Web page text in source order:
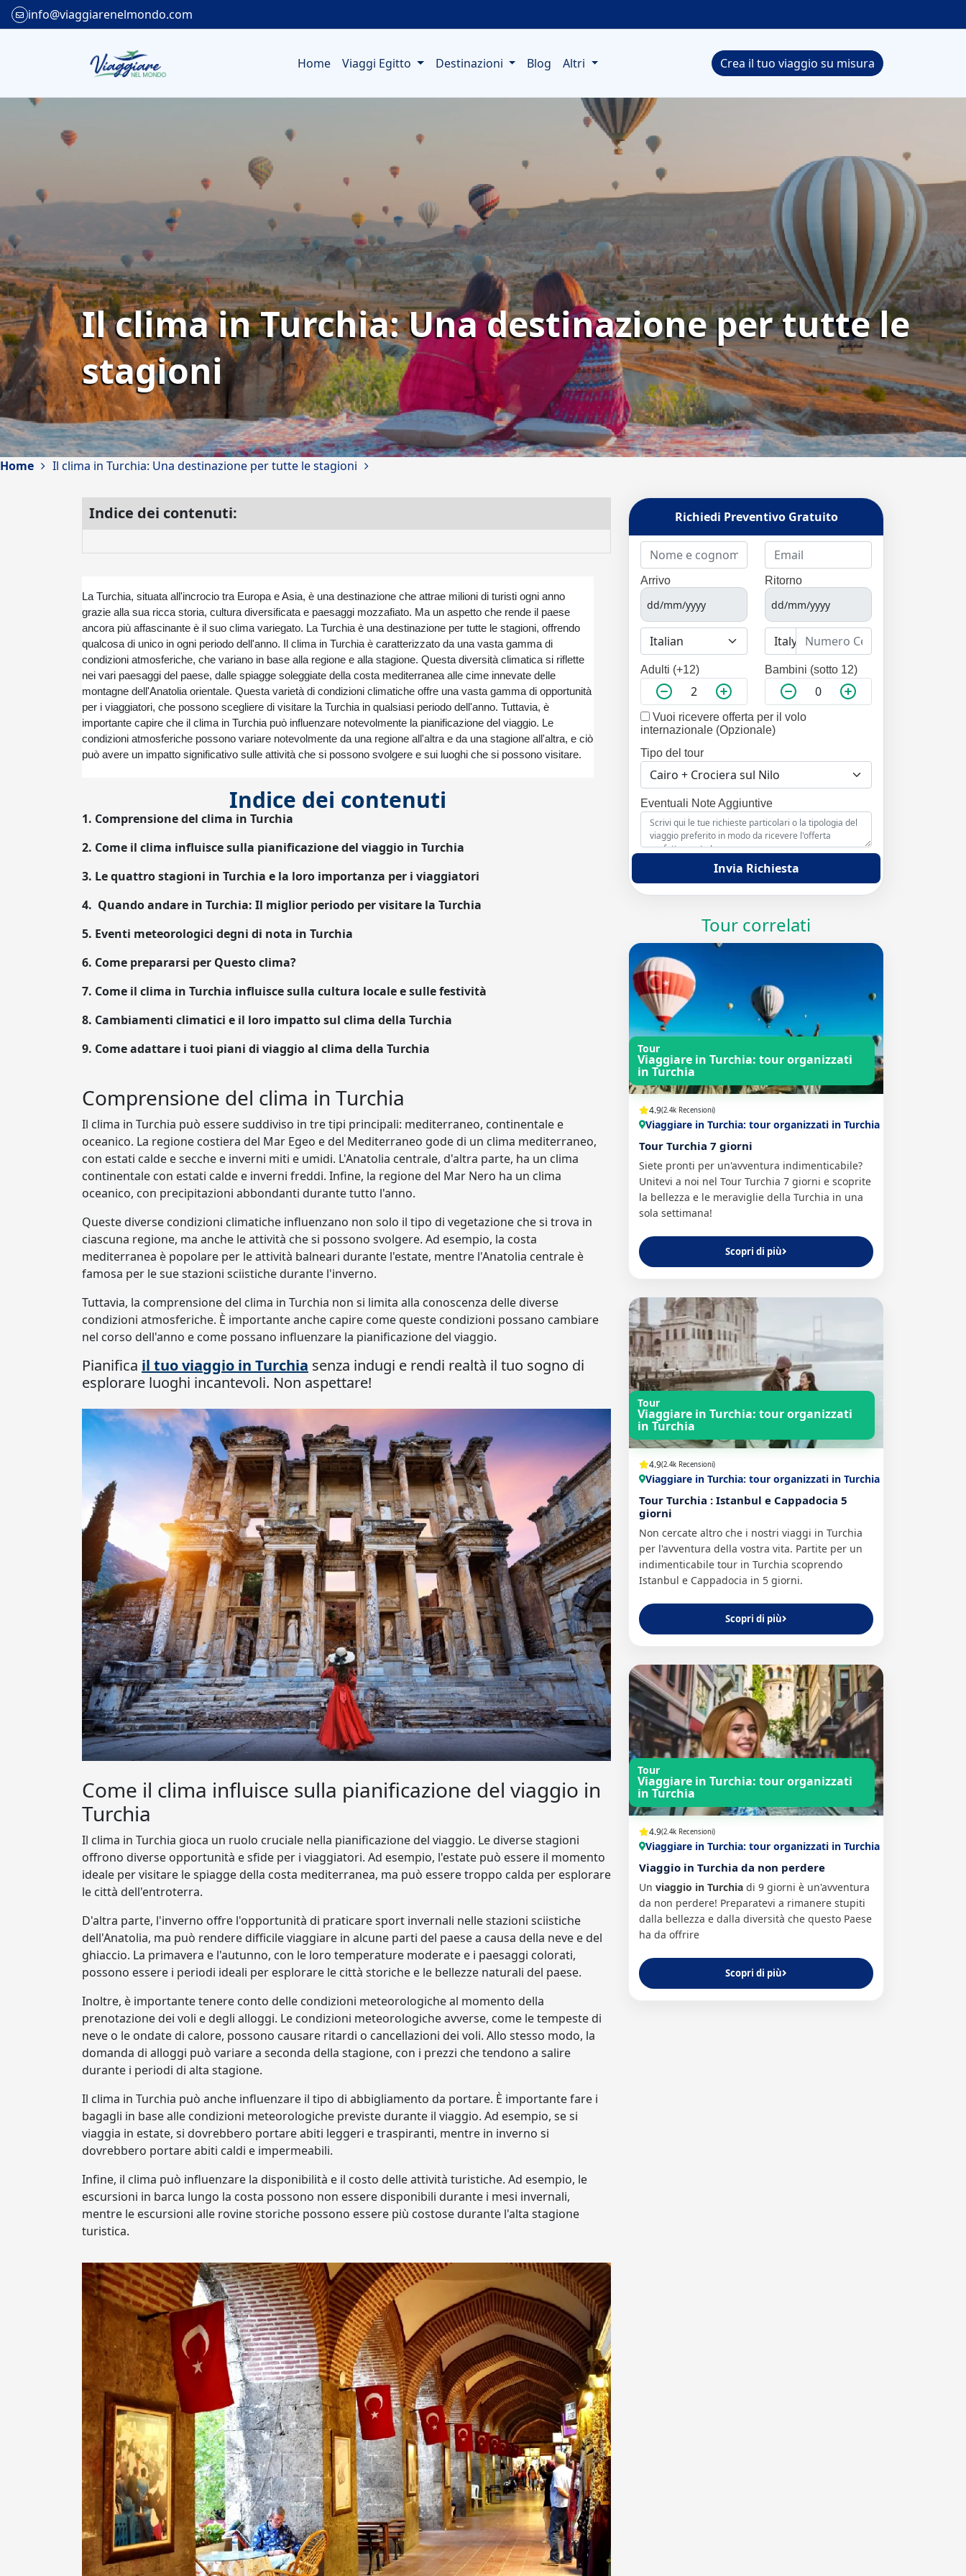
info@viaggiarenelmondo.com
Crea il tuo viaggio su misura
Home Viaggi Egitto Destinazioni Blog Altri
Il clima in Turchia: Una destinazione per tutte le
stagioni
Home Il clima in Turchia: Una destinazione per tutte le stagioni
Indice dei contenuti:
La Turchia, situata all'incrocio tra Europa e Asia, è una destinazione che attrae milioni di turisti ogni anno
grazie alla sua ricca storia, cultura diversificata e paesaggi mozzafiato. Ma un aspetto che rende il paese
ancora più affascinante è il suo clima variegato. La Turchia è una destinazione per tutte le stagioni, offrendo
qualcosa di unico in ogni periodo dell'anno. Il clima in Turchia è caratterizzato da una vasta gamma di
condizioni atmosferiche, che variano in base alla regione e alla stagione. Questa diversità climatica si riflette
nei vari paesaggi del paese, dalle spiagge soleggiate della costa mediterranea alle cime innevate delle
montagne dell'Anatolia orientale. Questa varietà di condizioni climatiche offre una vasta gamma di opportunità
per i viaggiatori, che possono scegliere di visitare la Turchia in qualsiasi periodo dell'anno. Tuttavia, è
importante capire che il clima in Turchia può influenzare notevolmente la pianificazione del viaggio. Le
condizioni atmosferiche possono variare notevolmente da una regione all'altra e da una stagione all'altra, e ciò
può avere un impatto significativo sulle attività che si possono svolgere e sui luoghi che si possono visitare.
Indice dei contenuti
1. Comprensione del clima in Turchia
2. Come il clima influisce sulla pianificazione del viaggio in Turchia
3. Le quattro stagioni in Turchia e la loro importanza per i viaggiatori
4. Quando andare in Turchia: Il miglior periodo per visitare la Turchia
5. Eventi meteorologici degni di nota in Turchia
6. Come prepararsi per Questo clima?
7. Come il clima in Turchia influisce sulla cultura locale e sulle festività
8. Cambiamenti climatici e il loro impatto sul clima della Turchia
9. Come adattare i tuoi piani di viaggio al clima della Turchia
Comprensione del clima in Turchia
Il clima in Turchia può essere suddiviso in tre tipi principali: mediterraneo, continentale e
oceanico. La regione costiera del Mar Egeo e del Mediterraneo gode di un clima mediterraneo,
con estati calde e secche e inverni miti e umidi. L'Anatolia centrale, d'altra parte, ha un clima
continentale con estati calde e inverni freddi. Infine, la regione del Mar Nero ha un clima
oceanico, con precipitazioni abbondanti durante tutto l'anno.
Queste diverse condizioni climatiche influenzano non solo il tipo di vegetazione che si trova in
ciascuna regione, ma anche le attività che si possono svolgere. Ad esempio, la costa
mediterranea è popolare per le attività balneari durante l'estate, mentre l'Anatolia centrale è
famosa per le sue stazioni sciistiche durante l'inverno.
Tuttavia, la comprensione del clima in Turchia non si limita alla conoscenza delle diverse
condizioni atmosferiche. È importante anche capire come queste condizioni possano cambiare
nel corso dell'anno e come possano influenzare la pianificazione del viaggio.
Pianifica il tuo viaggio in Turchia senza indugi e rendi realtà il tuo sogno di
esplorare luoghi incantevoli. Non aspettare!
Come il clima influisce sulla pianificazione del viaggio in
Turchia
Il clima in Turchia gioca un ruolo cruciale nella pianificazione del viaggio. Le diverse stagioni
offrono diverse opportunità e sfide per i viaggiatori. Ad esempio, l'estate può essere il momento
ideale per visitare le spiagge della costa mediterranea, ma può essere troppo calda per esplorare
le città dell'entroterra.
D'altra parte, l'inverno offre l'opportunità di praticare sport invernali nelle stazioni sciistiche
dell'Anatolia, ma può rendere difficile viaggiare in alcune parti del paese a causa della neve e del
ghiaccio. La primavera e l'autunno, con le loro temperature moderate e i paesaggi colorati,
possono essere i periodi ideali per esplorare le città storiche e le bellezze naturali del paese.
Inoltre, è importante tenere conto delle condizioni meteorologiche al momento della
prenotazione dei voli e degli alloggi. Le condizioni meteorologiche avverse, come le tempeste di
neve o le ondate di calore, possono causare ritardi o cancellazioni dei voli. Allo stesso modo, la
domanda di alloggi può variare a seconda della stagione, con i prezzi che tendono a salire
durante i periodi di alta stagione.
Il clima in Turchia può anche influenzare il tipo di abbigliamento da portare. È importante fare i
bagagli in base alle condizioni meteorologiche previste durante il viaggio. Ad esempio, se si
viaggia in estate, si dovrebbero portare abiti leggeri e traspiranti, mentre in inverno si
dovrebbero portare abiti caldi e impermeabili.
Infine, il clima può influenzare la disponibilità e il costo delle attività turistiche. Ad esempio, le
escursioni in barca lungo la costa possono non essere disponibili durante i mesi invernali,
mentre le escursioni alle rovine storiche possono essere più costose durante l'alta stagione
turistica.
Richiedi Preventivo Gratuito
Arrivo Ritorno
Adulti (+12) Bambini (sotto 12)
Vuoi ricevere offerta per il volo
internazionale (Opzionale)
Tipo del tour
Eventuali Note Aggiuntive
Invia Richiesta
Tour correlati
Tour
Viaggiare in Turchia: tour organizzati
in Turchia
4.9(2.4k Recensioni)
Viaggiare in Turchia: tour organizzati in Turchia
Tour Turchia 7 giorni
Siete pronti per un'avventura indimenticabile?
Unitevi a noi nel Tour Turchia 7 giorni e scoprite
la bellezza e le meraviglie della Turchia in una
sola settimana!
Scopri di più
Tour
Viaggiare in Turchia: tour organizzati
in Turchia
4.9(2.4k Recensioni)
Viaggiare in Turchia: tour organizzati in Turchia
Tour Turchia : Istanbul e Cappadocia 5
giorni
Non cercate altro che i nostri viaggi in Turchia
per l'avventura della vostra vita. Partite per un
indimenticabile tour in Turchia scoprendo
Istanbul e Cappadocia in 5 giorni.
Scopri di più
Tour
Viaggiare in Turchia: tour organizzati
in Turchia
4.9(2.4k Recensioni)
Viaggiare in Turchia: tour organizzati in Turchia
Viaggio in Turchia da non perdere
Un viaggio in Turchia di 9 giorni è un'avventura
da non perdere! Preparatevi a rimanere stupiti
dalla bellezza e dalla diversità che questo Paese
ha da offrire
Scopri di più